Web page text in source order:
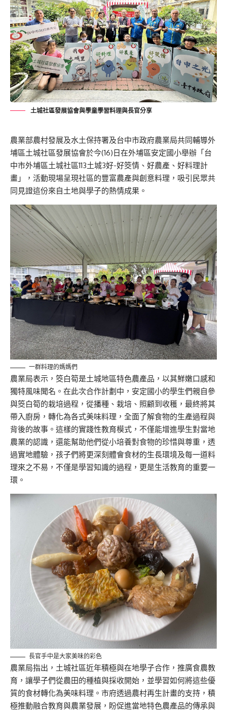
土城社區發展協會與學童學習料理與長官分享
農業部農村發展及水土保持署及台中市政府農業局共同輔導外
埔區土城社區發展協會於今(16)日在外埔區安定國小舉辦「台
中市外埔區土城社區113土城3好-好筊情、好農產、好料理計
畫」，活動現場呈現社區的豐富農產與創意料理，吸引民眾共
同見證這份來自土地與學子的熱情成果。
一群料理的媽媽們
農業局表示，筊白筍是土城地區特色農產品，以其鮮嫩口感和
獨特風味聞名。在此次合作計劃中，安定國小的學生們親自參
與筊白筍的栽培過程，從播種、栽培、照顧到收穫，最終將其
帶入廚房，轉化為各式美味料理，全面了解食物的生產過程與
背後的故事。這樣的實踐性教育模式，不僅能增進學生對當地
農業的認識，還能幫助他們從小培養對食物的珍惜與尊重，透
過實地體驗，孩子們將更深刻體會食材的生長環境及每一道料
理來之不易，不僅是學習知識的過程，更是生活教育的重要一
環。
長官手中是大家美味的彩色
農業局指出，土城社區近年積極與在地學子合作，推廣食農教
育，讓學子們從農田的種植與採收開始，並學習如何將這些優
質的食材轉化為美味料理。市府透過農村再生計畫的支持，積
極推動融合教育與農業發展，盼促進當地特色農產品的傳承與